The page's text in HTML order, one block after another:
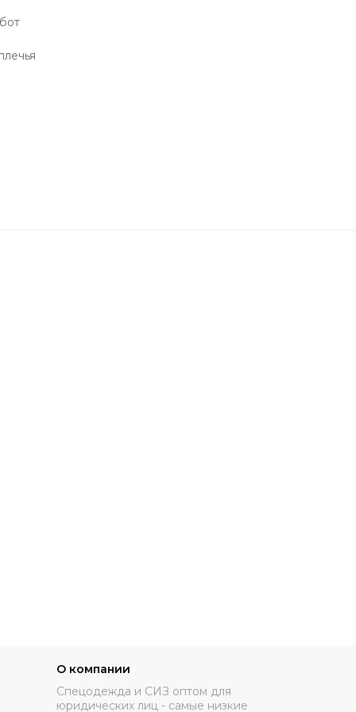
О компании
Спецодежда и СИЗ оптом для
юридических лиц - самые низкие